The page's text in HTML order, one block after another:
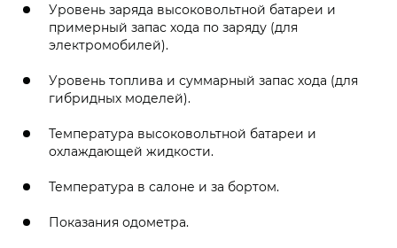
Уровень заряда высоковольтной батареи и
примерный запас хода по заряду (для
электромобилей).
Уровень топлива и суммарный запас хода (для
гибридных моделей).
Температура высоковольтной батареи и
охлаждающей жидкости.
Температура в салоне и за бортом.
Показания одометра.